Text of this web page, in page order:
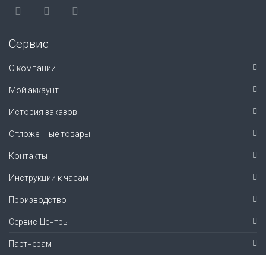
Сервис
О компании
Мой аккаунт
История заказов
Отложенные товары
Контакты
Инструкции к часам
Производство
Сервис-Центры
Партнерам